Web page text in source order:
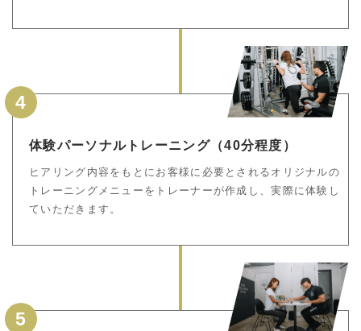
4
体験パーソナルトレーニング（40分程度）
ヒアリング内容をもとにお客様に必要とされるオリジナルの
トレーニングメニューをトレーナーが作成し、実際に体験し
ていただきます。
5